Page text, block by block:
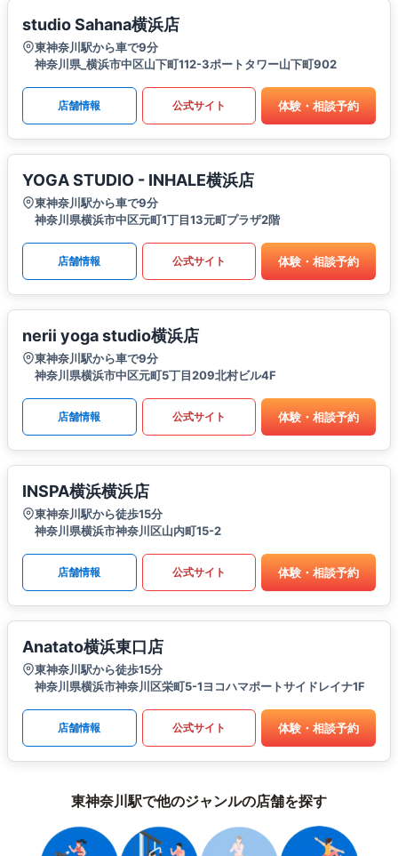
studio Sahana横浜店
東神奈川駅から車で9分
神奈川県_横浜市中区山下町112-3ポートタワー山下町902
店舗情報 公式サイト 体験・相談予約
YOGA STUDIO - INHALE横浜店
東神奈川駅から車で9分
神奈川県横浜市中区元町1丁目13元町プラザ2階
店舗情報 公式サイト 体験・相談予約
nerii yoga studio横浜店
東神奈川駅から車で9分
神奈川県横浜市中区元町5丁目209北村ビル4F
店舗情報 公式サイト 体験・相談予約
INSPA横浜横浜店
東神奈川駅から徒歩15分
神奈川県横浜市神奈川区山内町15-2
店舗情報 公式サイト 体験・相談予約
Anatato横浜東口店
東神奈川駅から徒歩15分
神奈川県横浜市神奈川区栄町5-1ヨコハマポートサイドレイナ1F
店舗情報 公式サイト 体験・相談予約
東神奈川駅で他のジャンルの店舗を探す